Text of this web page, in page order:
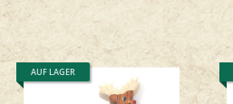
AUF LAGER